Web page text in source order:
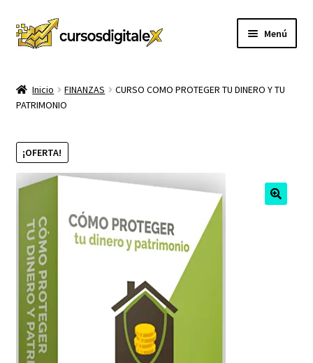
Ir
a
Ir
al
Menú
TIENDA
CURSOS
hijo
MEMBRESIA
MI CUENTA
CARRITO
CONTACTO
Inicio FINANZAS
CURSO COMO PROTEGER TU DINERO Y TU
PATRIMONIO
¡OFERTA!